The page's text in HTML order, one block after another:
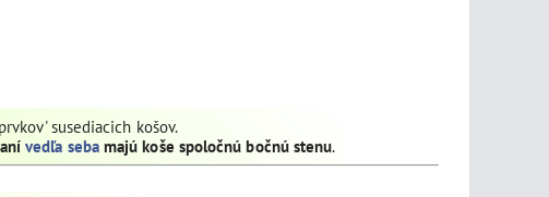
susediacich košov.
vedľa sebamajú koše spoločnú bočnú stenu.